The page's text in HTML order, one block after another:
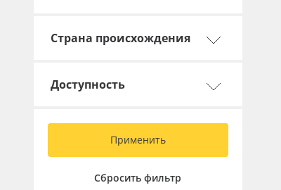
Страна происхождения
Доступность
Применить
Сбросить фильтр